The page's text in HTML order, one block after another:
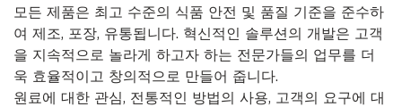
모든 제품은 최고 수준의 식품 안전 및 품질 기준을 준수하
여 제조, 포장, 유통됩니다. 혁신적인 솔루션의 개발은 고객
을 지속적으로 놀라게 하고자 하는 전문가들의 업무를 더
욱 효율적이고 창의적으로 만들어 줍니다.
원료에 대한 관심, 전통적인 방법의 사용, 고객의 요구에 대